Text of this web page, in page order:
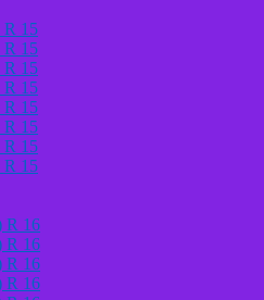
15
15
15
15
15
15
15
15
R 16
R 16
R 16
R 16